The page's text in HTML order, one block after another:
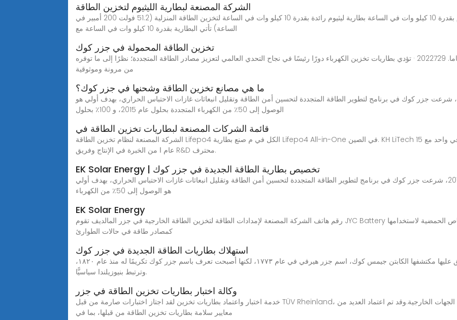
الشركة المصنعة لبطارية الليثيوم لتخزين الطاقة
الشركة الرائدة في تصنيع وبيع بطاريات الليثيوم بقدرة 10 كيلو وات في الساعة بطارية ليثيوم رائدة بقدرة 10 كيلو وات في الساعة لتخزين الطاقة المنزلية (51.2 فولت 200 أمبير في
الساعة) تأتي البطارية بقدرة 10 كيلو وات في الساعة مع
تخزين الطاقة المحمولة في جزر كوك
آخر الأخبار عن سياسة تخزين الطاقة في جزر البهاما. 2022729 · تؤدي بطاريات تخزين الكهرباء دورًا رئيسًا في نجاح التحدي العالمي لتعزيز مصادر الطاقة المتجددة؛ نظرًا إلى ما توفره
من مرونة وموثوقية
ما هي مصانع تخزين الطاقة وشحنها في جزر كوك؟
الطاقة المتجددة في جزر كوك منذ عام 2011، شرعت جزر كوك في برنامج لتطوير الطاقة المتجددة لتحسين أمن الطاقة وتقليل انبعاثات غازات الاحتباس الحراري، بهدف أولي هو
الوصول إلى 50٪ من الكهرباء المتجددة بحلول عام 2015، و 100٪ بحلول
قائمة الشركات المصنعة لبطاريات تخزين الطاقة في
الشركة المصنعة لنظام تخزين الطاقة Lifepo4 الكل في م صنع بطارية Lifepo4 All-in-One في الصين. KH LiTech هي شركة محترفة لتصنيع بطاريات الليثيوم الكل في واحد مع 15
عام ا من الخبرة في الإنتاج وفريق R&D محترف.
EK Solar Energy | تخصيص بطارية الطاقة الجديدة في جزر كوك
ماذا يفعل تخزين الطاقة في جزر كوك؟ منذ عام 2011، شرعت جزر كوك في برنامج لتطوير الطاقة المتجددة لتحسين أمن الطاقة وتقليل انبعاثات غازات الاحتباس الحراري، بهدف أولي
هو الوصول إلى 50٪ من الكهرباء
EK Solar Energy
رقم هاتف الشركة المصنعة لإمدادات الطاقة لتخزين الطاقة الخارجية في جزر المالديف تقوم JYC Battery بتصنيع وبحث مجموعة متنوعة من بطاريات الرصاص الحمضية لاستخدامها
كمصادر طاقة في حالات الطوارئ
استهلاك بطاريات الطاقة الجديدة في جزر كوك
تتكون جزر كوك من ١٥ جزيرة رئيسة، وأطلق عليها مكتشفها الكابتن جيمس كوك، اسم جزر هيرفي في عام ١٧٧٣، لكنها أصبحت تعرف باسم جزر كوك تكريمًا له منذ عام ١٨٢٠،
وترتبط بنيوزيلندا سياسيًّا.
وكالة اختبار بطاريات تخزين الطاقة في جزر
خدمة اختبار واعتماد بطاريات تخزين لقد اجتاز اختبارات صارمة من قبل TÜV Rheinland، المؤسسة الرائدة عالمي ا في مجال اختبار واعتماد الجهات الخارجية.وقد تم اعتماد العديد من
معايير سلامة بطاريات تخزين الطاقة من قبلها، بما في